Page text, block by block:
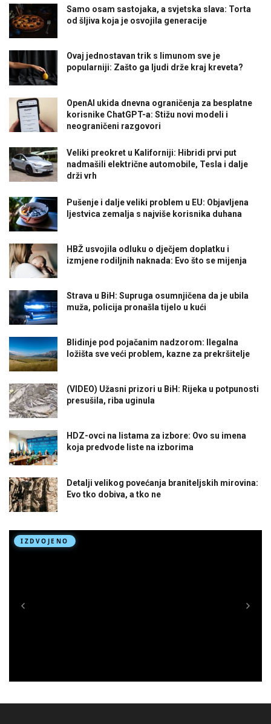
Samo osam sastojaka, a svjetska slava: Torta
od šljiva koja je osvojila generacije
Ovaj jednostavan trik s limunom sve je
popularniji: Zašto ga ljudi drže kraj kreveta?
OpenAI ukida dnevna ograničenja za besplatne
korisnike ChatGPT-a: Stižu novi modeli i
neograničeni razgovori
Veliki preokret u Kaliforniji: Hibridi prvi put
nadmašili električne automobile, Tesla i dalje
drži vrh
Pušenje i dalje veliki problem u EU: Objavljena
ljestvica zemalja s najviše korisnika duhana
HBŽ usvojila odluku o dječjem doplatku i
izmjene rodiljnih naknada: Evo što se mijenja
Strava u BiH: Supruga osumnjičena da je ubila
muža, policija pronašla tijelo u kući
Blidinje pod pojačanim nadzorom: Ilegalna
ložišta sve veći problem, kazne za prekršitelje
(VIDEO) Užasni prizori u BiH: Rijeka u potpunosti
presušila, riba uginula
HDZ-ovci na listama za izbore: Ovo su imena
koja predvode liste na izborima
Detalji velikog povećanja braniteljskih mirovina:
Evo tko dobiva, a tko ne